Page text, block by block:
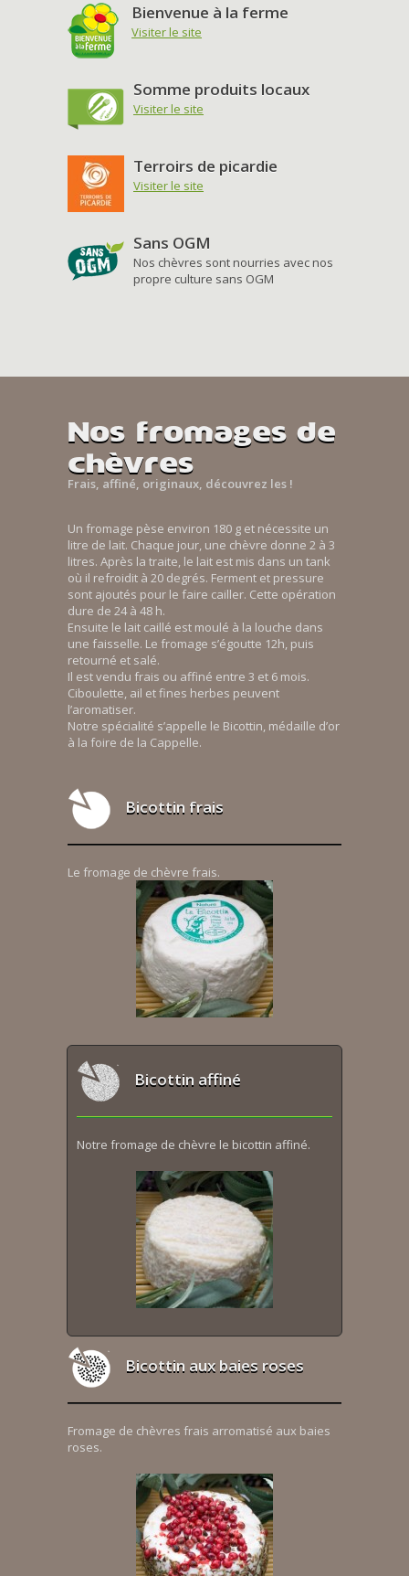
Bienvenue à la ferme
Visiter le site
Somme produits locaux
Visiter le site
Terroirs de picardie
Visiter le site
Sans OGM
Nos chèvres sont nourries avec nos
propre culture sans OGM
Nos fromages de
chèvres
Frais, affiné, originaux, découvrez les !
Un fromage pèse environ 180 g et nécessite un
litre de lait. Chaque jour, une chèvre donne 2 à 3
litres. Après la traite, le lait est mis dans un tank
où il refroidit à 20 degrés. Ferment et pressure
sont ajoutés pour le faire cailler. Cette opération
dure de 24 à 48 h.
Ensuite le lait caillé est moulé à la louche dans
une faisselle. Le fromage s’égoutte 12h, puis
retourné et salé.
Il est vendu frais ou affiné entre 3 et 6 mois.
Ciboulette, ail et fines herbes peuvent
l’aromatiser.
Notre spécialité s’appelle le Bicottin, médaille d’or
à la foire de la Cappelle.
Bicottin frais
Le fromage de chèvre frais.
Bicottin affiné
Notre fromage de chèvre le bicottin affiné.
Bicottin aux baies roses
Fromage de chèvres frais arromatisé aux baies
roses.